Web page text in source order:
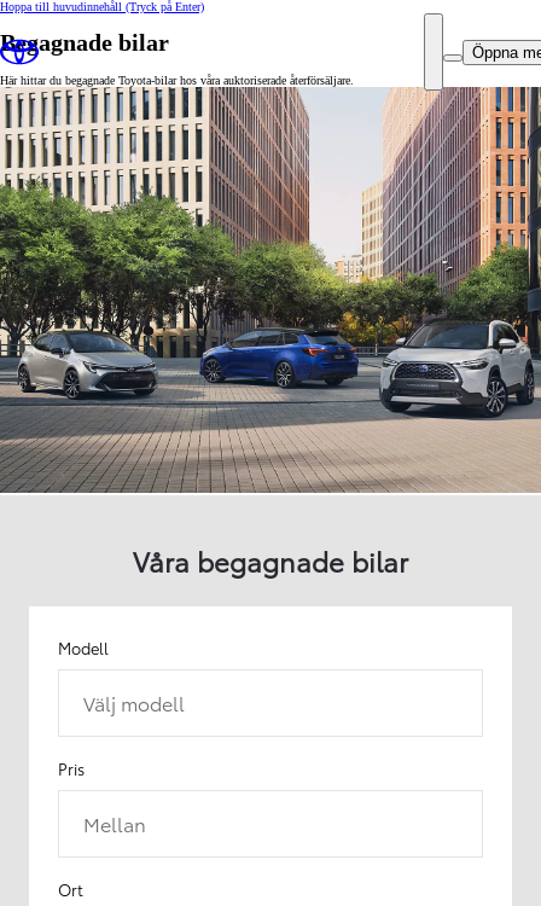
Hoppa till huvudinnehåll (Tryck på Enter)
Öppna
Begagnade bilar
Här hittar du begagnade Toyota-bilar hos våra auktoriserade återförsäljare.
Våra begagnade bilar
Modell
Välj modell
Pris
Mellan
Ort